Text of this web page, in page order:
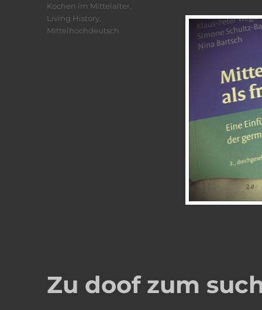
Schlagwörter
Kochen im Mittelalter
Living History
Mittelhochdeutsch
Zu doof zum